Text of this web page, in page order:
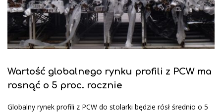
Wartość globalnego rynku profili z PCW ma
rosnąć o 5 proc. rocznie
Globalny rynek profili z PCW do stolarki będzie rósł średnio o 5